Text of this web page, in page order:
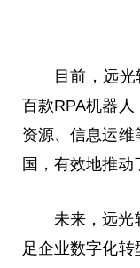
目前，远
百款RPA机器人
资源、信息运
国，有效地推动
未来，远光
足企业数字化